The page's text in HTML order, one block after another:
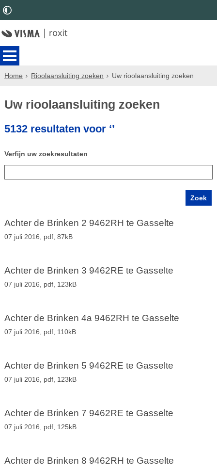
Home Rioolaansluiting zoeken Uw rioolaansluiting zoeken
Uw rioolaansluiting zoeken
5132 resultaten voor ‘’
Verfijn uw zoekresultaten
Achter de Brinken 2 9462RH te Gasselte
07 juli 2016, pdf, 87kB
Achter de Brinken 3 9462RE te Gasselte
07 juli 2016, pdf, 123kB
Achter de Brinken 4a 9462RH te Gasselte
07 juli 2016, pdf, 110kB
Achter de Brinken 5 9462RE te Gasselte
07 juli 2016, pdf, 123kB
Achter de Brinken 7 9462RE te Gasselte
07 juli 2016, pdf, 125kB
Achter de Brinken 8 9462RH te Gasselte